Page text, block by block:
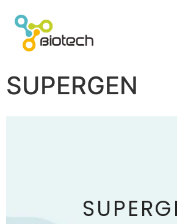
SUPERGEN